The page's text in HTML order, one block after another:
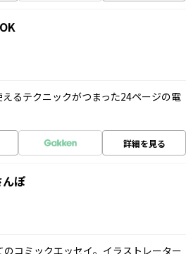
るテクニックがつまった24ページの電
詳細を見る
ぽ
コミックエッセイ。イラストレーター